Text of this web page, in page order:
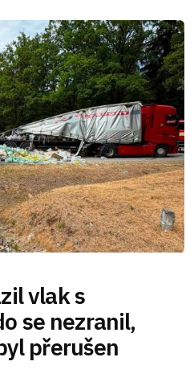
vlak s
se nezranil,
přerušen